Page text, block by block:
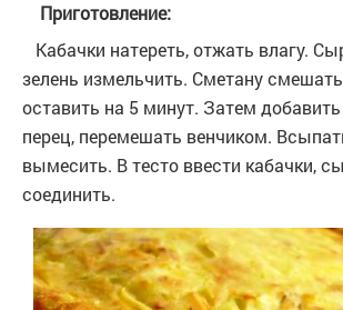
Приготовление:
Кабачки натереть, отжать влагу.
зелень измельчить. Сметану
оставить на 5 минут. Затем
перец, перемешать венчиком.
вымесить. В тесто ввести кабачки,
соединить.